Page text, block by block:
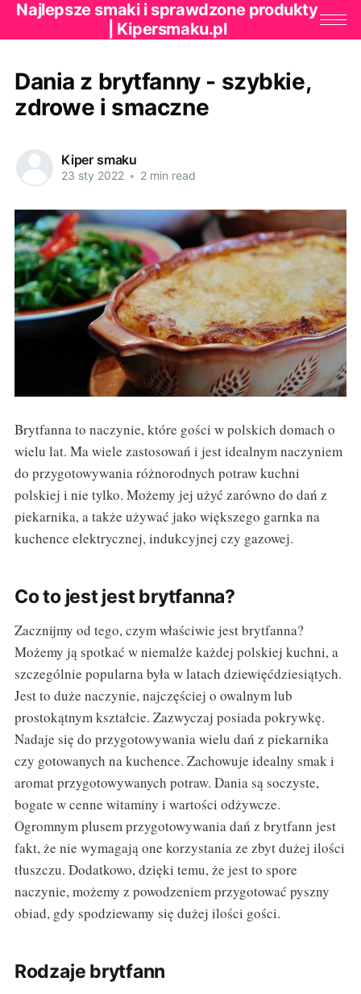
Najlepsze smaki i sprawdzone produkty
| Kipersmaku.pl
Dania z brytfanny - szybkie,
zdrowe i smaczne
Kiper smaku
23 sty 2022 • 2 min read
Brytfanna to naczynie, które gości w polskich domach o
wielu lat. Ma wiele zastosowań i jest idealnym naczyniem
do przygotowywania różnorodnych potraw kuchni
polskiej i nie tylko. Możemy jej użyć zarówno do dań z
piekarnika, a także używać jako większego garnka na
kuchence elektrycznej, indukcyjnej czy gazowej.
Co to jest jest brytfanna?
Zacznijmy od tego, czym właściwie jest brytfanna?
Możemy ją spotkać w niemalże każdej polskiej kuchni, a
szczególnie popularna była w latach dziewięćdziesiątych.
Jest to duże naczynie, najczęściej o owalnym lub
prostokątnym kształcie. Zazwyczaj posiada pokrywkę.
Nadaje się do przygotowywania wielu dań z piekarnika
czy gotowanych na kuchence. Zachowuje idealny smak i
aromat przygotowywanych potraw. Dania są soczyste,
bogate w cenne witaminy i wartości odżywcze.
Ogromnym plusem przygotowywania dań z brytfann jest
fakt, że nie wymagają one korzystania ze zbyt dużej ilości
tłuszczu. Dodatkowo, dzięki temu, że jest to spore
naczynie, możemy z powodzeniem przygotować pyszny
obiad, gdy spodziewamy się dużej ilości gości.
Rodzaje brytfann